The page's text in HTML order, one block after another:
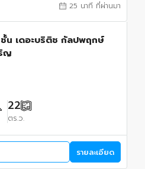
25 นาที ที่ผ่านมา
น เดอะบริติช กัลปพฤกษ์
ญ
22
ตร.ว.
รายละเอียด